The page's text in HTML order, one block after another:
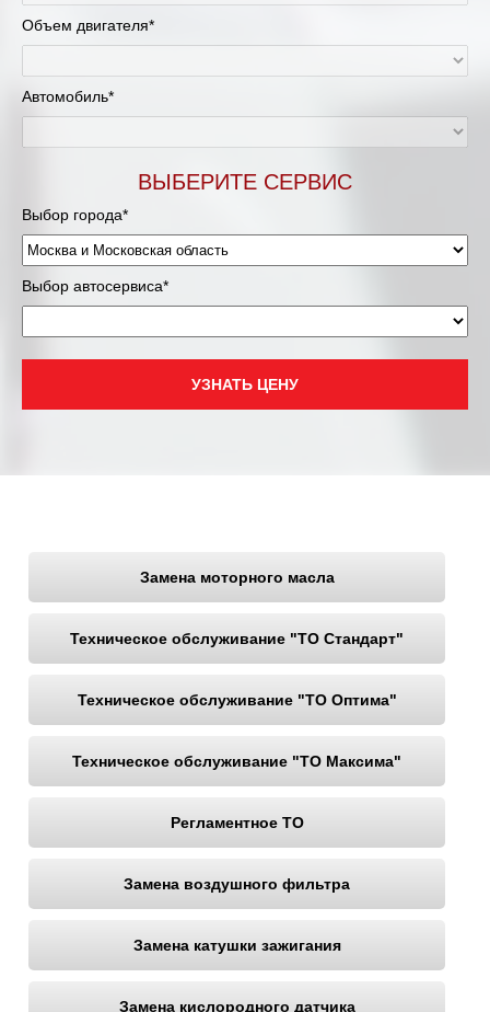
Муравленко
Мурманск
Нижний Новгород
Новосибирск
Одинцово
Орёл
Оренбург
Санкт-Петербург
Саратов
Сургут
Тула
Тюмень
Объем двигателя*
Автомобиль*
ВЫБЕРИТЕ СЕРВИС
Выбор города*
Выбор автосервиса*
УЗНАТЬ ЦЕНУ
Замена моторного масла
Техническое обслуживание "ТО Стандарт"
Техническое обслуживание "ТО Оптима"
Техническое обслуживание "ТО Максима"
Регламентное ТО
Замена воздушного фильтра
Замена катушки зажигания
Замена кислородного датчика